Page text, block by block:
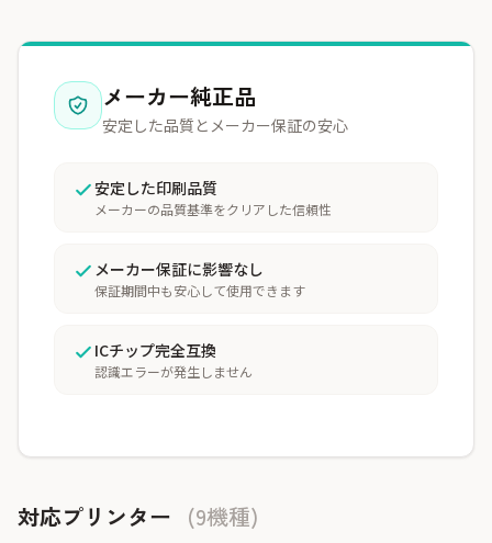
メーカー純正品
安定した品質とメーカー保証の安心
安定した印刷品質
メーカーの品質基準をクリアした信頼性
メーカー保証に影響なし
保証期間中も安心して使用できます
ICチップ完全互換
認識エラーが発生しません
対応プリンター (9機種)